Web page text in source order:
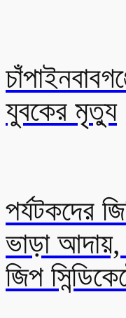
যুবকের মৃত্যু
পর্যটকদের
ভাড়া আদায়,
জিপ